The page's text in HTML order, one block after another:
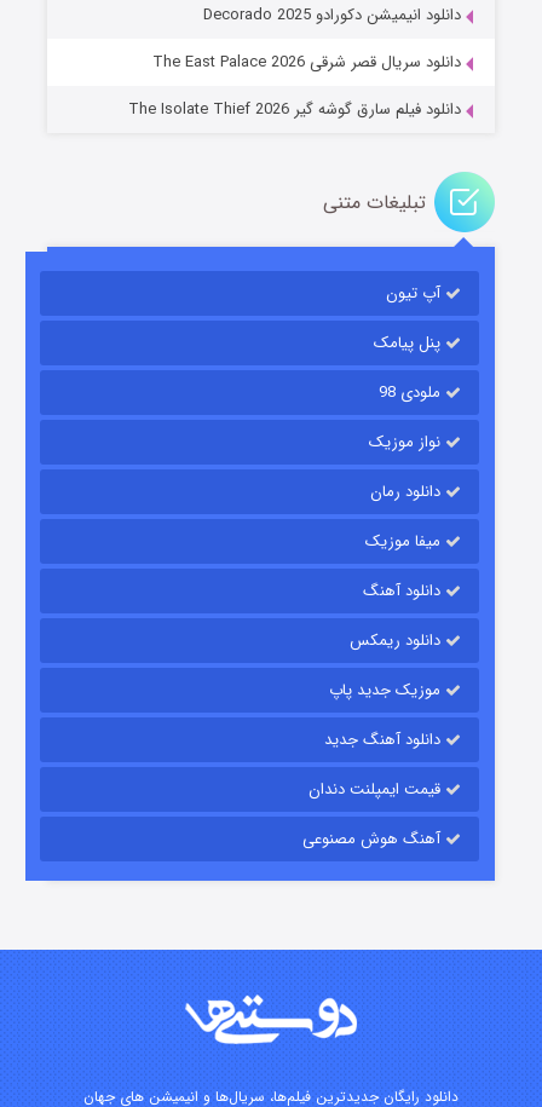
قسمت۲ (زیرنویس) منتشر شد
قسمت
قسمت۷ (زیرنویس) منتشر شد
دانلود انیمیشن دکورادو Decorado 2025
دانلود سریال قصر شرقی The East Palace 2026
دانلود فیلم سارق گوشه گیر The Isolate Thief 2026
تبلیغات متنی
آپ تیون
پنل پیامک
ملودی 98
نواز موزیک
دانلود رمان
میفا موزیک
دانلود آهنگ
دانلود ریمکس
موزیک جدید پاپ
دانلود آهنگ جدید
قیمت ایمپلنت دندان
آهنگ هوش مصنوعی
دانلود رایگان جدیدترین فیلم‌ها، سریال‌ها و انیمیشن های جهان